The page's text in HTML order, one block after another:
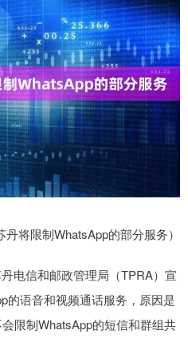
丹将限制WhatsApp的部分服务）
电信和邮政管理局（TPRA）宣
的语音和视频通话服务，原因是
限制WhatsApp的短信和群组共